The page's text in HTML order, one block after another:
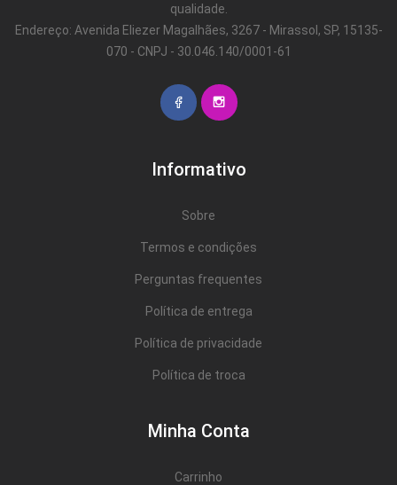
qualidade.
Endereço: Avenida Eliezer Magalhães, 3267 - Mirassol, SP, 15135-
070 - CNPJ - 30.046.140/0001-61
Informativo
Sobre
Termos e condições
Perguntas frequentes
Política de entrega
Política de privacidade
Política de troca
Minha Conta
Carrinho